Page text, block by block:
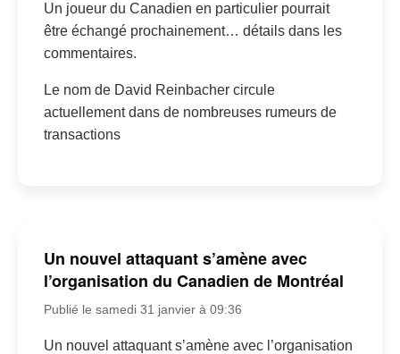
Un joueur du Canadien en particulier pourrait
être échangé prochainement… détails dans les
commentaires.
Le nom de David Reinbacher circule
actuellement dans de nombreuses rumeurs de
transactions
Un nouvel attaquant s’amène avec
l’organisation du Canadien de Montréal
Publié le samedi 31 janvier à 09:36
Un nouvel attaquant s’amène avec l’organisation